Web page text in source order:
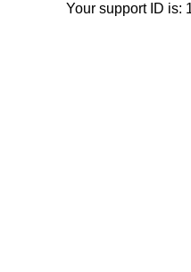
Your support ID is: